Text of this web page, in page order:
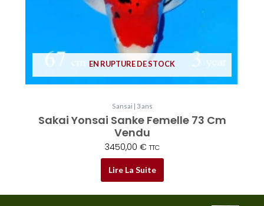
EN RUPTURE DE STOCK
Sansai | 3 ans
Sakai Yonsai Sanke Femelle 73 Cm
Vendu
3450,00 € TTC
Lire La Suite